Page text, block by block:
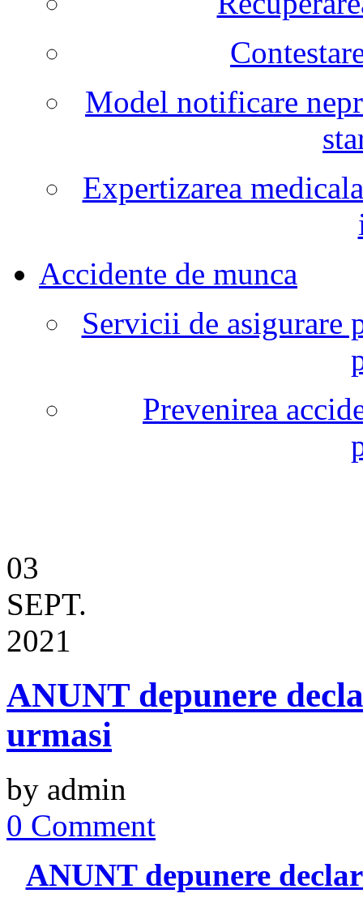
Model notificare
Expertizarea
Accidente de munca
Servicii de asigurare
Prevenirea
03
SEPT.
2021
ANUNT depunere
urmasi
by admin
0 Comment
ANUNT depunere